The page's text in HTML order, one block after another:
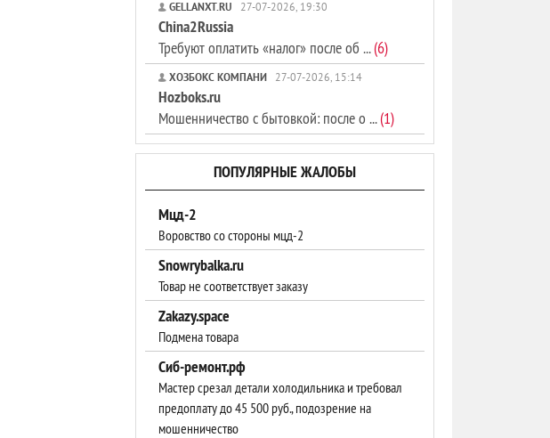
GELLANXT.RU 27-07-2026, 19:30
China2Russia
Требуют оплатить «налог» после об ...(6)
ХОЗБОКС КОМПАНИ 27-07-2026, 15:14
Hozboks.ru
Мошенничество с бытовкой: после о ...(1)
ПОПУЛЯРНЫЕ ЖАЛОБЫ
Мцд-2
Воровство со стороны мцд-2
Snowrybalka.ru
Товар не соответствует заказу
Zakazy.space
Подмена товара
Сиб-ремонт.рф
Мастер срезал детали холодильника и требовал
предоплату до 45 500 руб., подозрение на
мошенничество